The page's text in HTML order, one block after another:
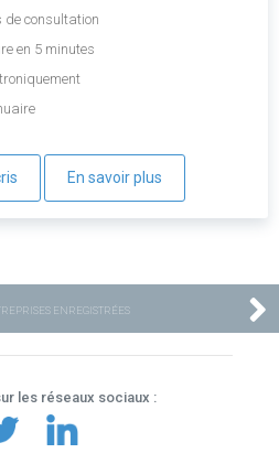
de consultation
en 5 minutes
En savoir plus
ENREGISTRÉES
les réseaux sociaux :